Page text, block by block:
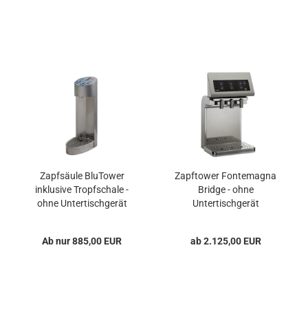
Zapfsäule BluTower
inklusive Tropfschale -
ohne Untertischgerät
Ab nur 885,00 EUR
Zapftower Fontemagna
Bridge - ohne
Untertischgerät
ab 2.125,00 EUR